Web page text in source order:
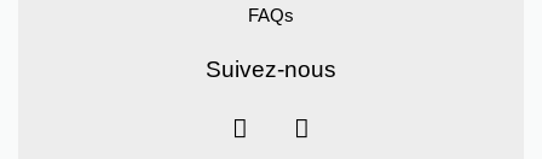
FAQs
Suivez-nous